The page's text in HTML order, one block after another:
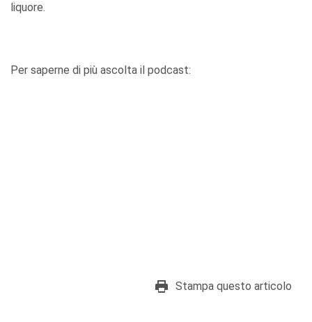
liquore.
Per saperne di più ascolta il podcast:
Stampa questo articolo